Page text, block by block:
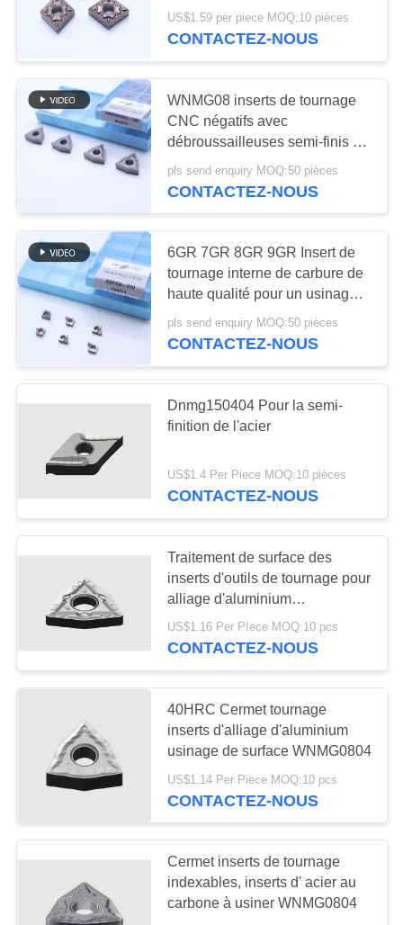
NOUVELLES
DEMANDEZ
UN DEVIS
DU
SITE
POLITIQUE
DE
CONFIDENTIALITÉ
Commande
numérique par
ordinateur cannelant
des insertions
Insertions
d'incidence de
cermet
Insertions de
perceuse d'U
Outils de coupe
solides
Meules de diamant
5
CNMG120404-FQ PV8310
US$1.59 per piece MOQ:10 pièces
CONTACTEZ-NOUS
WNMG08 inserts de tournage
CNC négatifs avec
débroussailleuses semi-finis de
5 MT, inserts de tournage
Cermet
pls send enquiry MOQ:50 pièces
CONTACTEZ-NOUS
6GR 7GR 8GR 9GR Insert de
tournage interne de carbure de
haute qualité pour un usinage
fiable, insert à forage intérieur
pls send enquiry MOQ:50 pièces
CONTACTEZ-NOUS
Dnmg150404 Pour la semi-
finition de l'acier
US$1.4 Per Piece MOQ:10 pièces
CONTACTEZ-NOUS
Traitement de surface des
inserts d'outils de tournage pour
alliage d'aluminium
WNMG0804
US$1.16 Per PIece MOQ:10 pcs
CONTACTEZ-NOUS
40HRC Cermet tournage
inserts d'alliage d'aluminium
usinage de surface WNMG0804
US$1.14 Per Piece MOQ:10 pcs
CONTACTEZ-NOUS
Cermet inserts de tournage
indexables, inserts d' acier au
carbone à usiner WNMG0804